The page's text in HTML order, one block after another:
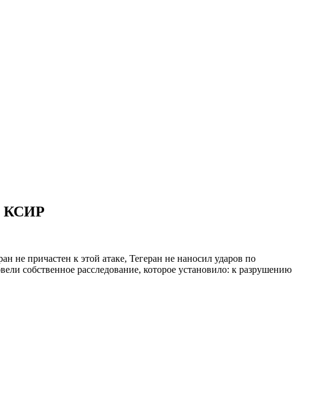
КСИР
не причастен к этой атаке, Тегеран не наносил ударов по
собственное расследование, которое установило: к разрушению